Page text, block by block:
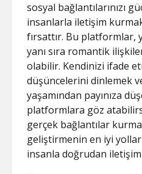
sosyal bağlantılarınızı
insanlarla iletişim
fırsattır. Bu platformlar,
yanı sıra romantik
olabilir. Kendinizi ifade
düşüncelerini dinlemek
yaşamından payınıza
platformlara göz
gerçek bağlantılar
geliştirmenin en iyi
insanla doğrudan